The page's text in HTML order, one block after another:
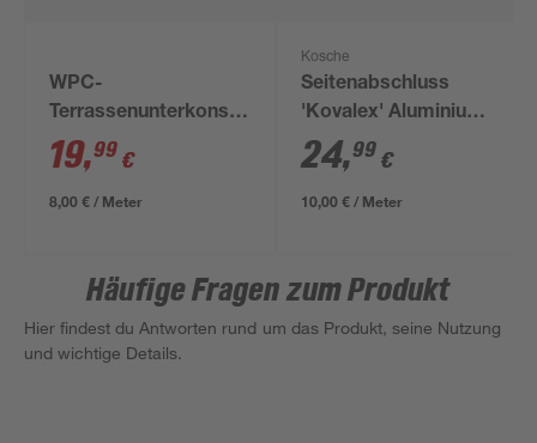
WPC-
Terrassenunterkonstruktion
anthrazit 2500 x 60 x
30 mm
19,99 €
8,00 € / Meter
Kosche
Seitenabschluss
'Kovalex' Aluminium
metallfarben 42 x 28 x
27 x 2500 mm
24,99 €
10,00 € / Meter
Häufige Fragen zum Produkt
Hier findest du Antworten rund um das Produkt, seine Nutzung
und wichtige Details.